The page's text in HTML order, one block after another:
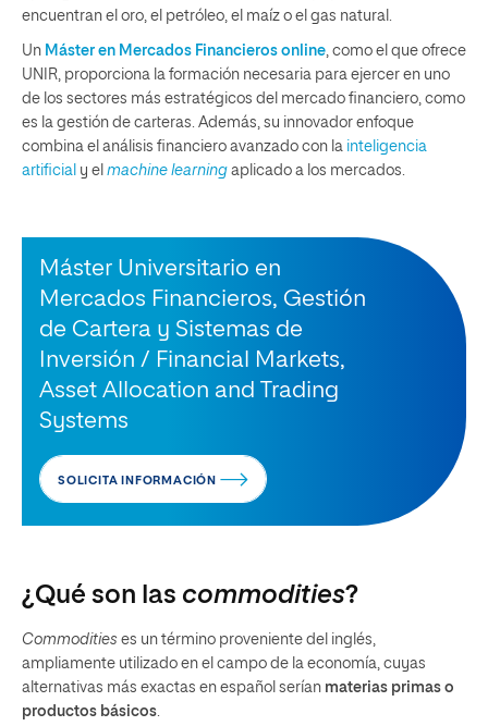
encuentran el oro, el petróleo, el maíz o el gas natural.
Un Máster en Mercados Financieros online , como el que ofrece
UNIR, proporciona la formación necesaria para ejercer en uno
de los sectores más estratégicos del mercado financiero, como
es la gestión de carteras. Además, su innovador enfoque
combina el análisis financiero avanzado con la inteligencia
artificial y el machine learning aplicado a los mercados.
Máster Universitario en
Mercados Financieros, Gestión
de Cartera y Sistemas de
Inversión / Financial Markets,
Asset Allocation and Trading
Systems
SOLICITA INFORMACIÓN
¿Qué son las commodities?
Commodities es un término proveniente del inglés,
ampliamente utilizado en el campo de la economía, cuyas
alternativas más exactas en español serían materias primas o
productos básicos